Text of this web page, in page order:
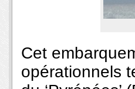
Cet
opérationnels